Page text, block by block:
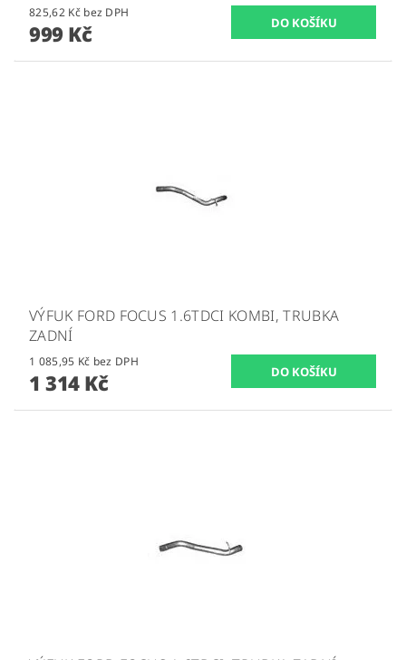
825,62 Kč bez DPH
999 Kč
VÝFUK FORD FOCUS 1.6TDCI KOMBI, TRUBKA
ZADNÍ
1 085,95 Kč bez DPH
1 314 Kč